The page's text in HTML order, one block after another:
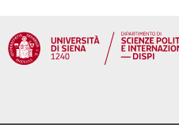
contenuto
principale